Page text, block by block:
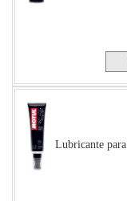
Lubricante para